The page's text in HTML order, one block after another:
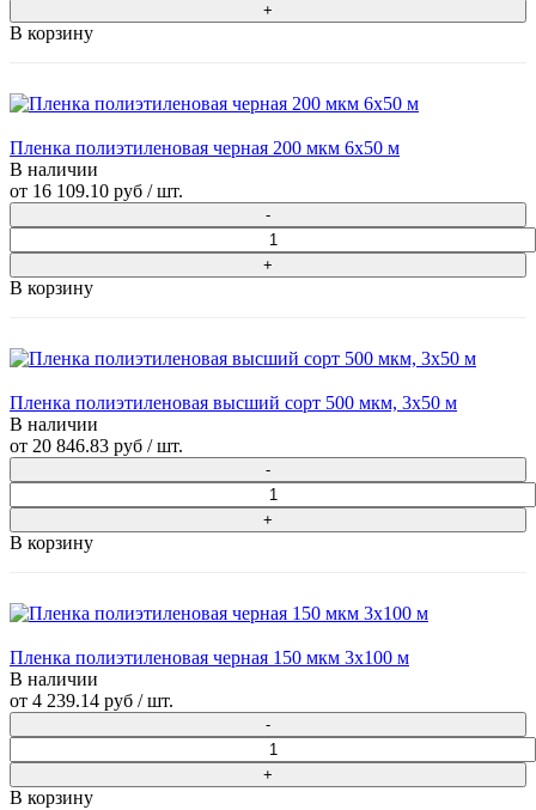
В корзину
Пленка полиэтиленовая черная 200 мкм 6х50 м
В наличии
от 16 109.10 руб / шт.
В корзину
Пленка полиэтиленовая высший сорт 500 мкм, 3x50 м
В наличии
от 20 846.83 руб / шт.
В корзину
Пленка полиэтиленовая черная 150 мкм 3х100 м
В наличии
от 4 239.14 руб / шт.
В корзину